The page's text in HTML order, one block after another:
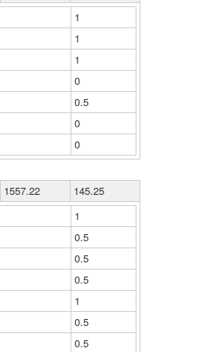
1
1
1
0
0.5
0
0
1557.22
145.25
1
0.5
0.5
0.5
1
0.5
0.5